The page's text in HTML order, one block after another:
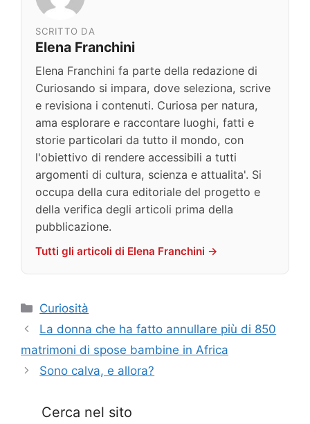
SCRITTO DA
Elena Franchini
Elena Franchini fa parte della redazione di
Curiosando si impara, dove seleziona, scrive
e revisiona i contenuti. Curiosa per natura,
ama esplorare e raccontare luoghi, fatti e
storie particolari da tutto il mondo, con
l'obiettivo di rendere accessibili a tutti
argomenti di cultura, scienza e attualita'. Si
occupa della cura editoriale del progetto e
della verifica degli articoli prima della
pubblicazione.
Tutti gli articoli di Elena Franchini →
Categorie
Curiosità
La donna che ha fatto annullare più di 850
matrimoni di spose bambine in Africa
Sono calva, e allora?
Cerca nel sito